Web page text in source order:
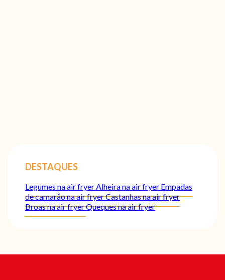
DESTAQUES
Legumes na air fryer Alheira na air fryer Empadas
de camarão na air fryerCastanhas na air fryer
Broas na air fryerQueques na air fryer